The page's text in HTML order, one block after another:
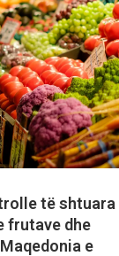
të shtuara
frutave dhe
e